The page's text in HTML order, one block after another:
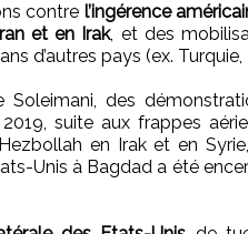
contre l’ingérence
et en Irak, et des
d’autres pays (ex.
Soleimani, des
suite aux frappes
en Irak et en
Unis à Bagdad a été